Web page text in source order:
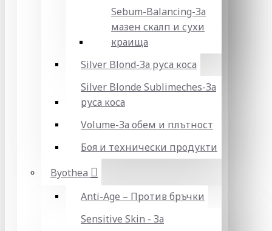
Sebum-Balancing-За
мазен скалп и сухи
краища
Silver Blond-За руса коса
Silver Blonde Sublіmeches-За
руса коса
Volume-За обем и плътност
Боя и технически продукти
Byothea
Anti-Age – Против бръчки
Sensitive Skin - За